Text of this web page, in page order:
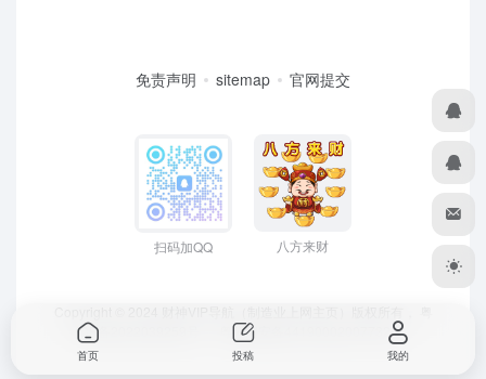
免责声明 sitemap 官网提交
扫码加QQ 八方来财
ICP备2022039259号
、 粤公网安备44190002007732号
首页 投稿 我的